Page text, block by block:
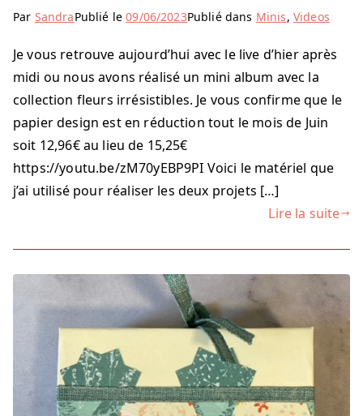
Par SandraPublié le09/06/2023Publié dans Minis, Videos
Je vous retrouve aujourd’hui avec le live d’hier après
midi ou nous avons réalisé un mini album avec la
collection fleurs irrésistibles. Je vous confirme que le
papier design est en réduction tout le mois de Juin
soit 12,96€ au lieu de 15,25€
https://youtu.be/zM70yEBP9PI Voici le matériel que
j’ai utilisé pour réaliser les deux projets […]
Lire la suite